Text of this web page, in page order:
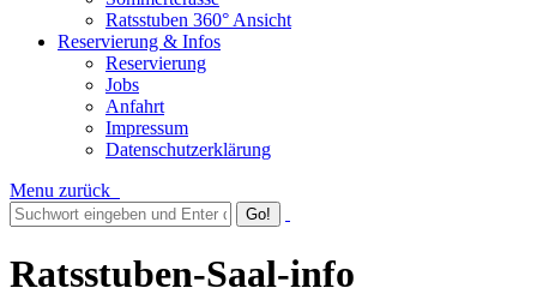
Ratsstuben 360° Ansicht
Reservierung & Infos
Reservierung
Jobs
Anfahrt
Impressum
Datenschutzerklärung
Menu zurück
Ratsstuben-Saal-info